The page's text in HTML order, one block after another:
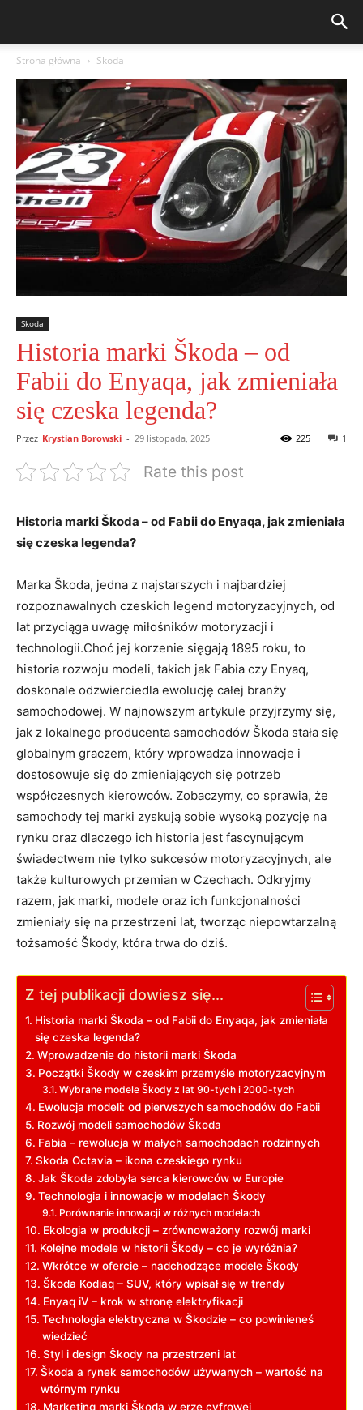
Strona główna Skoda
Skoda
Historia marki Škoda – od
Fabii do Enyaqa, jak zmieniała
się czeska legenda?
Przez Krystian Borowski - 29 listopada, 2025 1
225
Rate this post
Historia marki Škoda – od Fabii do Enyaqa, jak zmieniała
się czeska legenda?
Marka Škoda, jedna⁢ z najstarszych ⁣i najbardziej
rozpoznawalnych czeskich legend motoryzacyjnych, od
lat przyciąga uwagę miłośników⁣ motoryzacji i
technologii.Choć jej korzenie sięgają 1895 roku, to
historia rozwoju modeli, takich jak Fabia czy Enyaq,
doskonale odzwierciedla ewolucję całej branży
samochodowej. W najnowszym artykule przyjrzymy się,
jak z lokalnego producenta samochodów‍ Škoda stała się
globalnym graczem, który wprowadza innowacje i
dostosowuje ⁢się do zmieniających się potrzeb
współczesnych‍ kierowców. Zobaczymy, co sprawia, że
samochody tej marki zyskują sobie wysoką⁢ pozycję na
rynku oraz dlaczego ich historia jest fascynującym
świadectwem nie tylko sukcesów‌ motoryzacyjnych, ale
także kulturowych przemian ‍w Czechach. Odkryjmy
razem, jak marki, modele oraz ich funkcjonalności
zmieniały się na przestrzeni​ lat, tworząc niepowtarzalną
tożsamość Škody, która ‌trwa do dziś.
Z tej publikacji dowiesz się...
Historia​ marki⁣ Škoda – ​od Fabii do Enyaqa, jak zmieniała
się czeska legenda?
Wprowadzenie do historii marki Škoda
Początki Škody w czeskim przemyśle motoryzacyjnym
Wybrane modele Škody z ⁣lat 90-tych i​ 2000-tych
Ewolucja modeli: od pierwszych samochodów do Fabii
Rozwój modeli samochodów Škoda
Fabia – rewolucja w małych samochodach rodzinnych
Skoda Octavia – ikona czeskiego rynku
Jak Škoda zdobyła serca kierowców w Europie
Technologia i innowacje w modelach Škody
Porównanie innowacji w różnych modelach
Ekologia w produkcji – zrównoważony rozwój⁤ marki
Kolejne modele w⁣ historii Škody – co je wyróżnia?
Wkrótce w ofercie –‍ nadchodzące modele Škody
Škoda Kodiaq – SUV, który wpisał się w trendy
Enyaq iV – krok w stronę elektryfikacji
Technologia elektryczna w ‌Škodzie‌ – co⁣ powinieneś
wiedzieć
Styl i design Škody na przestrzeni lat
Škoda a rynek samochodów używanych – wartość‌ na
wtórnym rynku
Marketing marki Škoda w erze cyfrowej